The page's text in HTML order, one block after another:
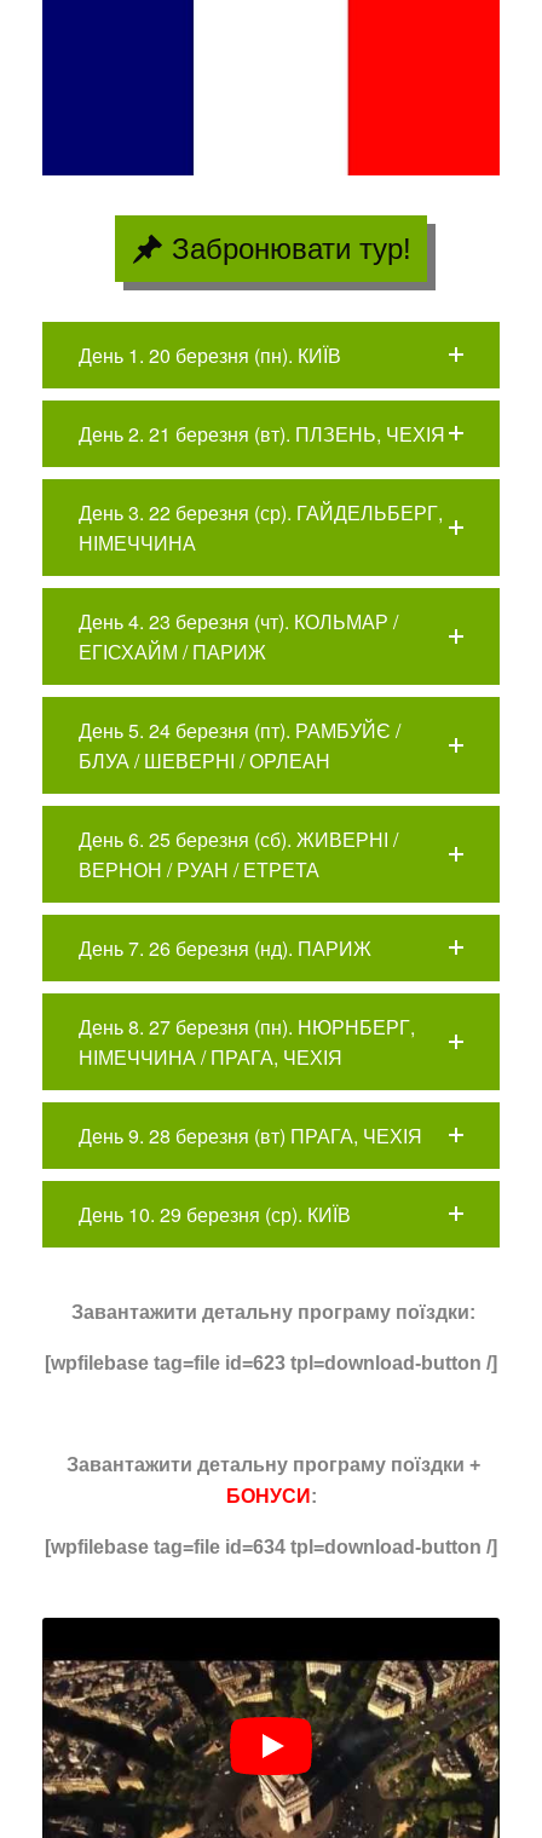
Забронювати тур!
День 1. 20 березня (пн). КИЇВ
День 2. 21 березня (вт). ПЛЗЕНЬ, ЧЕХІЯ
День 3. 22 березня (ср). ГАЙДЕЛЬБЕРГ,
НІМЕЧЧИНА
День 4. 23 березня (чт). КОЛЬМАР /
ЕГІСХАЙМ / ПАРИЖ
День 5. 24 березня (пт). РАМБУЙЄ /
БЛУА / ШЕВЕРНІ / ОРЛЕАН
День 6. 25 березня (сб). ЖИВЕРНІ /
ВЕРНОН / РУАН / ЕТРЕТА
День 7. 26 березня (нд). ПАРИЖ
День 8. 27 березня (пн). НЮРНБЕРГ,
НІМЕЧЧИНА / ПРАГА, ЧЕХІЯ
День 9. 28 березня (вт) ПРАГА, ЧЕХІЯ
День 10. 29 березня (ср). КИЇВ
Завантажити детальну програму поїздки:
[wpfilebase tag=file id=623 tpl=download-button /]
Завантажити детальну програму поїздки +
БОНУСИ:
[wpfilebase tag=file id=634 tpl=download-button /]